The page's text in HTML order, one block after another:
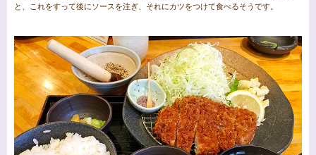
と、これをすって後にソースを注ぎ、それにカツをつけて食べるそうです。